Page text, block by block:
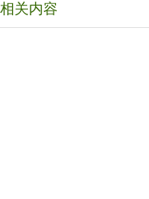
相关内容